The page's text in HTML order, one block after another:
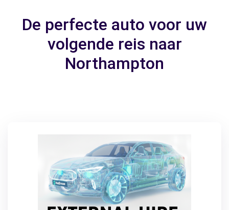
De perfecte auto voor uw
volgende reis naar
Northampton